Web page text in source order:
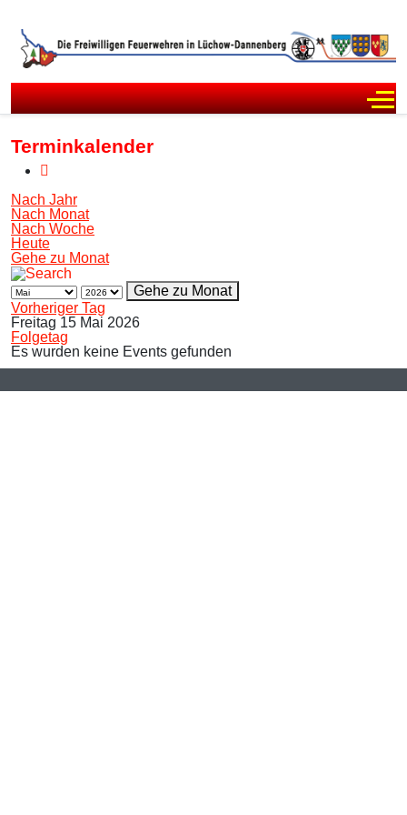
Terminkalender
Nach Jahr
Nach Monat
Nach Woche
Heute
Gehe zu Monat
Gehe zu Monat
Vorheriger Tag
Freitag 15 Mai 2026
Folgetag
Es wurden keine Events gefunden